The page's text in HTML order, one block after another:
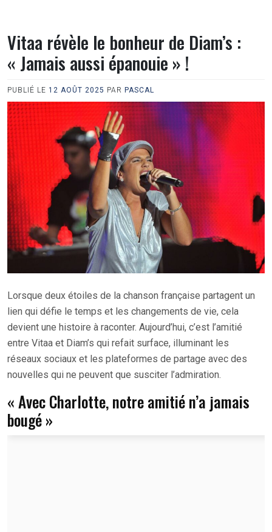
Vitaa révèle le bonheur de Diam’s :
« Jamais aussi épanouie » !
PUBLIÉ LE 12 AOÛT 2025 PAR PASCAL
Lorsque deux étoiles de la chanson française partagent un
lien qui défie le temps et les changements de vie, cela
devient une histoire à raconter. Aujourd’hui, c’est l’amitié
entre Vitaa et Diam’s qui refait surface, illuminant les
réseaux sociaux et les plateformes de partage avec des
nouvelles qui ne peuvent que susciter l’admiration.
« Avec Charlotte, notre amitié n’a jamais
bougé »